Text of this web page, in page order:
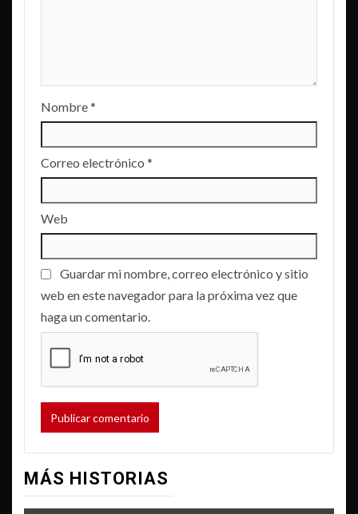
Nombre*
Correo electrónico *
Web
Guardar mi nombre, correo electrónico y sitio
web en este navegador para la próxima vez que
haga un comentario.
MÁS HISTORIAS